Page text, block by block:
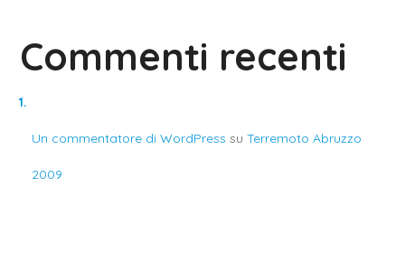
Commenti recenti
Un commentatore di WordPress su Terremoto Abruzzo
2009